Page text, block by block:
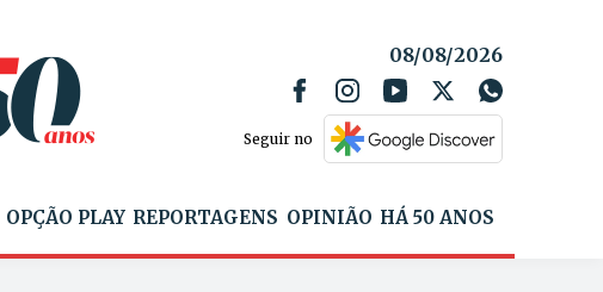
08/08/2026
Seguir no
OPÇÃO PLAY REPORTAGENS OPINIÃO HÁ 50 ANOS